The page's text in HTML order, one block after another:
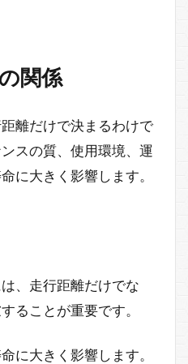
関係
離だけで決まるわけで
スの質、使用環境、運
に大きく影響します。
、走行距離だけでな
ることが重要です。
に大きく影響します。